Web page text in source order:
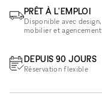
PRÊT À L'EMPLOI
Disponible avec design,
mobilier et agencement
DEPUIS 90 JOURS
Réservation flexible